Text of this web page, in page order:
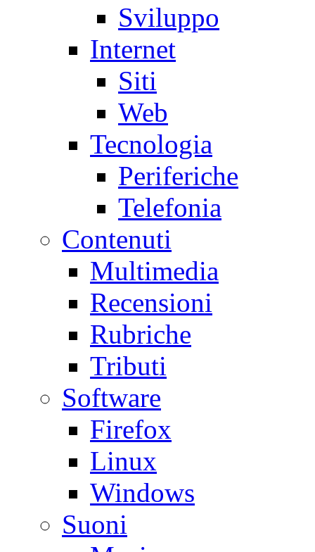
Sviluppo
Internet
Siti
Web
Tecnologia
Periferiche
Telefonia
Contenuti
Multimedia
Recensioni
Rubriche
Tributi
Software
Firefox
Linux
Windows
Suoni